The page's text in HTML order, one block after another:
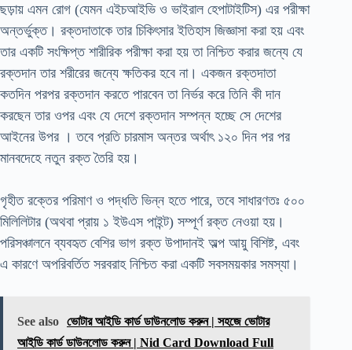
ছড়ায় এমন রোগ (যেমন এইচআইভি ও ভাইরাল হেপাটাইটিস) এর পরীক্ষা
অন্তর্ভুক্ত। রক্তদাতাকে তার চিকিৎসার ইতিহাস জিজ্ঞাসা করা হয় এবং
তার একটি সংক্ষিপ্ত শারীরিক পরীক্ষা করা হয় তা নিশ্চিত করার জন্যে যে
রক্তদান তার শরীরের জন্যে ক্ষতিকর হবে না। একজন রক্তদাতা
কতদিন পরপর রক্তদান করতে পারবেন তা নির্ভর করে তিনি কী দান
করছেন তার ওপর এবং যে দেশে রক্তদান সম্পন্ন হচ্ছে সে দেশের
আইনের উপর । তবে প্রতি চারমাস অন্তর অর্থাৎ ১২০ দিন পর পর
মানবদেহে নতুন রক্ত তৈরি হয়।
গৃহীত রক্তের পরিমাণ ও পদ্ধতি ভিন্ন হতে পারে, তবে সাধারণতঃ ৫০০
মিলিলিটার (অথবা প্রায় ১ ইউএস পাইন্ট) সম্পূর্ণ রক্ত নেওয়া হয়।
পরিসঞ্চালনে ব্যবহৃত বেশির ভাগ রক্ত উপাদানই অল্প আয়ু বিশিষ্ট, এবং
এ কারণে অপরিবর্তিত সরবরাহ নিশ্চিত করা একটি সবসময়কার সমস্যা।
See also ভোটার আইডি কার্ড ডাউনলোড করুন | সহজে ভোটার
আইডি কার্ড ডাউনলোড করুন | Nid Card Download Full